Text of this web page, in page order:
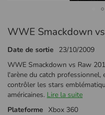
au
de
la
Galerie
d’images
WWE Smackdown
Date de sortie
23/10/2009
WWE Smackdown vs Raw
l'arène du catch
contrôler les stars
américaines. Lire la suite
Plateforme Xbox 360